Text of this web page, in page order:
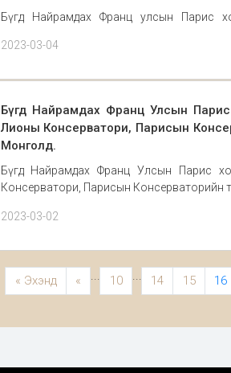
Бүгд Найрамдах Франц улсын Парис
Консерватори, Парисын Консерваторийн
тоглолт 2023.03.03 өдөр Монгол
2023-03-04
Бүгд Найрамдах Франц Улсын
Лионы Консерватори, Парисын
Монголд.
Бүгд Найрамдах Франц Улсын Парис
Консерватори, Парисын Консерваторийн
оюутан сурагчидтай хамтарсан
класс: 20
2023-03-02
« Эхэнд « 10 14 15 16